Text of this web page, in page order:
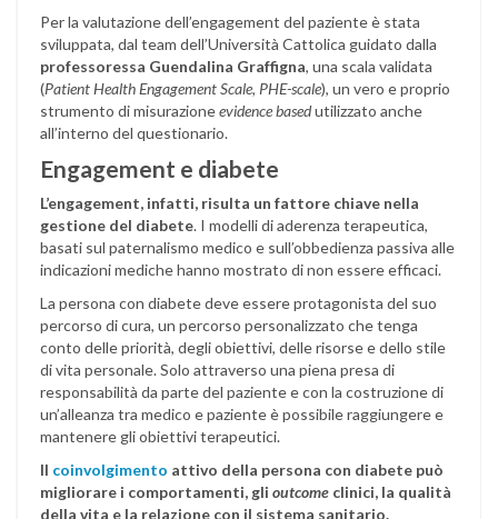
Per la valutazione dell’engagement del paziente è stata
sviluppata, dal team dell’Università Cattolica guidato dalla
professoressa Guendalina Graffigna, una scala validata
(Patient Health Engagement Scale, PHE-scale), un vero e proprio
strumento di misurazioneevidence basedutilizzato anche
all’interno del questionario.
Engagement e diabete
L’engagement, infatti, risulta un fattore chiave nella
gestione del diabete. I modelli di aderenza terapeutica,
basati sul paternalismo medico e sull’obbedienza passiva alle
indicazioni mediche hanno mostrato di non essere efficaci.
La persona con diabete deve essere protagonista del suo
percorso di cura, un percorso personalizzato che tenga
conto delle priorità, degli obiettivi, delle risorse e dello stile
di vita personale. Solo attraverso una piena presa di
responsabilità da parte del paziente e con la costruzione di
un’alleanza tra medico e paziente è possibile raggiungere e
mantenere gli obiettivi terapeutici.
Il coinvolgimento attivo della persona con diabete può
migliorare i comportamenti, gli outcome clinici, la qualità
della vita e la relazione con il sistema sanitario.